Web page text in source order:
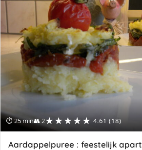
⏱ 25 min👥 2★★★★★ 4.61 (18)
Aardappelpuree : feestelijk apart